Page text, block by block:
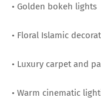
• Golden bokeh lights
• Floral Islamic
• Luxury carpet and
• Warm cinematic